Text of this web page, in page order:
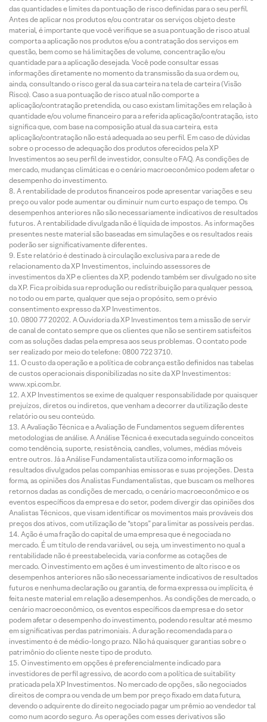
das quantidades e limites da pontuação de risco definidas para o seu perfil.
Antes de aplicar nos produtos e/ou contratar os serviços objeto deste
material, é importante que você verifique se a sua pontuação de risco atual
comporta a aplicação nos produtos e/ou a contratação dos serviços em
questão, bem como se há limitações de volume, concentração e/ou
quantidade para a aplicação desejada. Você pode consultar essas
informações diretamente no momento da transmissão da sua ordem ou,
ainda, consultando o risco geral da sua carteira na tela de carteira (Visão
Risco). Caso a sua pontuação de risco atual não comporte a
aplicação/contratação pretendida, ou caso existam limitações em relação à
quantidade e/ou volume financeiro para a referida aplicação/contratação, isto
significa que, com base na composição atual da sua carteira, esta
aplicação/contratação não está adequada ao seu perfil. Em caso de dúvidas
sobre o processo de adequação dos produtos oferecidos pela XP
Investimentos ao seu perfil de investidor, consulte o FAQ. As condições de
mercado, mudanças climáticas e o cenário macroeconômico podem afetar o
desempenho do investimento.
A rentabilidade de produtos financeiros pode apresentar variações e seu
preço ou valor pode aumentar ou diminuir num curto espaço de tempo. Os
desempenhos anteriores não são necessariamente indicativos de resultados
futuros. A rentabilidade divulgada não é líquida de impostos. As informações
presentes neste material são baseadas em simulações e os resultados reais
poderão ser significativamente diferentes.
Este relatório é destinado à circulação exclusiva para a rede de
relacionamento da XP Investimentos, incluindo assessores de
investimentos da XP e clientes da XP, podendo também ser divulgado no site
da XP. Fica proibida sua reprodução ou redistribuição para qualquer pessoa,
no todo ou em parte, qualquer que seja o propósito, sem o prévio
consentimento expresso da XP Investimentos.
0800 77 20202. A Ouvidoria da XP Investimentos tem a missão de servir
de canal de contato sempre que os clientes que não se sentirem satisfeitos
com as soluções dadas pela empresa aos seus problemas. O contato pode
ser realizado por meio do telefone: 0800 722 3710.
O custo da operação e a política de cobrança estão definidos nas tabelas
de custos operacionais disponibilizadas no site da XP Investimentos:
www.xpi.com.br.
A XP Investimentos se exime de qualquer responsabilidade por quaisquer
prejuízos, diretos ou indiretos, que venham a decorrer da utilização deste
relatório ou seu conteúdo.
A Avaliação Técnica e a Avaliação de Fundamentos seguem diferentes
metodologias de análise. A Análise Técnica é executada seguindo conceitos
como tendência, suporte, resistência, candles, volumes, médias móveis
entre outros. Já a Análise Fundamentalista utiliza como informação os
resultados divulgados pelas companhias emissoras e suas projeções. Desta
forma, as opiniões dos Analistas Fundamentalistas, que buscam os melhores
retornos dadas as condições de mercado, o cenário macroeconômico e os
eventos específicos da empresa e do setor, podem divergir das opiniões dos
Analistas Técnicos, que visam identificar os movimentos mais prováveis dos
preços dos ativos, com utilização de “stops” para limitar as possíveis perdas.
Ação é uma fração do capital de uma empresa que é negociada no
mercado. É um título de renda variável, ou seja, um investimento no qual a
rentabilidade não é preestabelecida, varia conforme as cotações de
mercado. O investimento em ações é um investimento de alto risco e os
desempenhos anteriores não são necessariamente indicativos de resultados
futuros e nenhuma declaração ou garantia, de forma expressa ou implícita, é
feita neste material em relação a desempenhos. As condições de mercado, o
cenário macroeconômico, os eventos específicos da empresa e do setor
podem afetar o desempenho do investimento, podendo resultar até mesmo
em significativas perdas patrimoniais. A duração recomendada para o
investimento é de médio-longo prazo. Não há quaisquer garantias sobre o
patrimônio do cliente neste tipo de produto.
O investimento em opções é preferencialmente indicado para
investidores de perfil agressivo, de acordo com a política de suitability
praticada pela XP Investimentos. No mercado de opções, são negociados
direitos de compra ou venda de um bem por preço fixado em data futura,
devendo o adquirente do direito negociado pagar um prêmio ao vendedor tal
como num acordo seguro. As operações com esses derivativos são